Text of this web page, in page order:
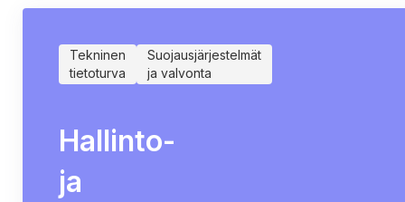
Tekninen
tietoturva
Suojausjärjestelmät
ja valvonta
Hallinto-
ja